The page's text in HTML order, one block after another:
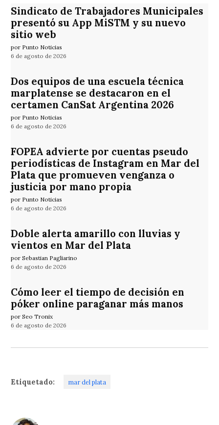
Sindicato de Trabajadores Municipales
presentó su App MiSTM y su nuevo
sitio web
por Punto Noticias
6 de agosto de 2026
Dos equipos de una escuela técnica
marplatense se destacaron en el
certamen CanSat Argentina 2026
por Punto Noticias
6 de agosto de 2026
FOPEA advierte por cuentas pseudo
periodísticas de Instagram en Mar del
Plata que promueven venganza o
justicia por mano propia
por Punto Noticias
6 de agosto de 2026
Doble alerta amarillo con lluvias y
vientos en Mar del Plata
por Sebastian Pagliarino
6 de agosto de 2026
Cómo leer el tiempo de decisión en
póker online paraganar más manos
por Seo Tronix
6 de agosto de 2026
Etiquetado: mar del plata